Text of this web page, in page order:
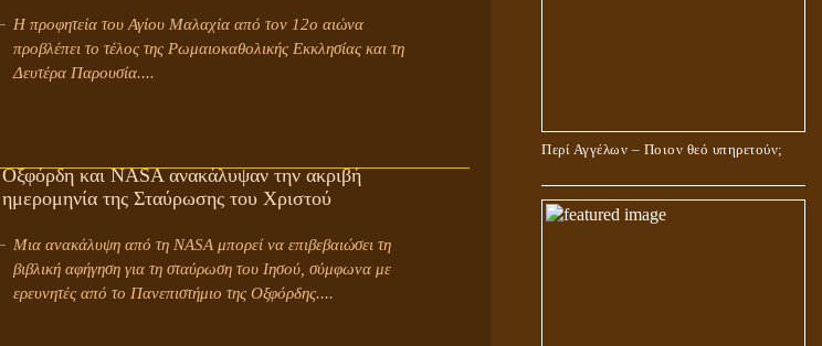
Η προφητεία του Αγίου Μαλαχία από τον 12ο αιώνα
προβλέπει το τέλος της Ρωμαιοκαθολικής Εκκλησίας και τη
Δευτέρα Παρουσία....
Οξφόρδη και NASA ανακάλυψαν την ακριβή
ημερομηνία της Σταύρωσης του Χριστού
Μια ανακάλυψη από τη NASA μπορεί να επιβεβαιώσει τη
βιβλική αφήγηση για τη σταύρωση του Ιησού, σύμφωνα με
ερευνητές από το Πανεπιστήμιο της Οξφόρδης....
Περί Αγγέλων – Ποιον θεό υπηρετούν;